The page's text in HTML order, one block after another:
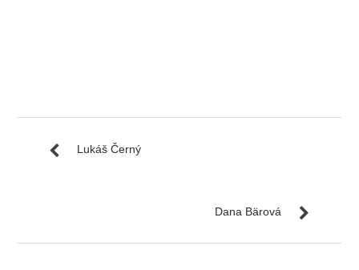
Lukáš Černý
Dana Bärová